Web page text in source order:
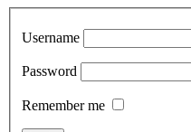
Username
Password
Remember me